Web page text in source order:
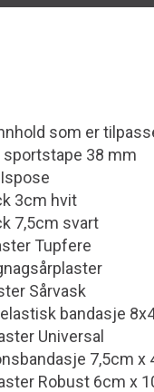
som er
38 mm
3cm hvit
7,5cm svart
Tupfere
Sårvask
bandasje
Universal
7,5cm x
Robust 6cm x